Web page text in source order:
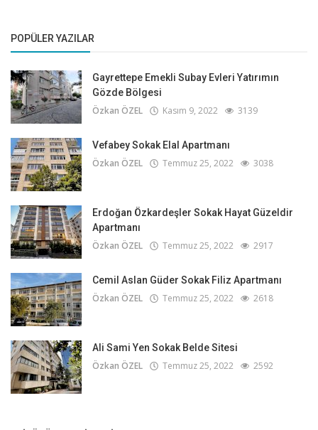
POPÜLER YAZILAR
Gayrettepe Emekli Subay Evleri Yatırımın
Gözde Bölgesi
Özkan ÖZEL Kasım 9, 2022 3139
Vefabey Sokak Elal Apartmanı
Özkan ÖZEL Temmuz 25, 2022 3038
Erdoğan Özkardeşler Sokak Hayat Güzeldir
Apartmanı
Özkan ÖZEL Temmuz 25, 2022 2917
Cemil Aslan Güder Sokak Filiz Apartmanı
Özkan ÖZEL Temmuz 25, 2022 2618
Ali Sami Yen Sokak Belde Sitesi
Özkan ÖZEL Temmuz 25, 2022 2592